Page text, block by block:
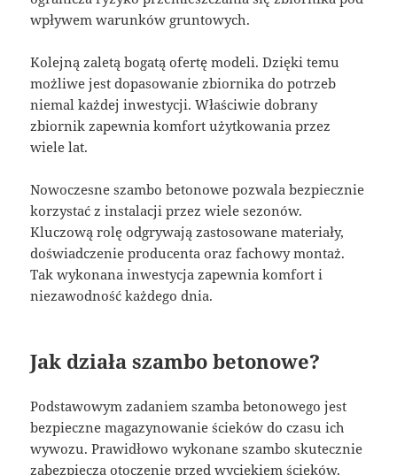
wpływem warunków gruntowych.
Kolejną zaletą bogatą ofertę modeli. Dzięki temu
możliwe jest dopasowanie zbiornika do potrzeb
niemal każdej inwestycji. Właściwie dobrany
zbiornik zapewnia komfort użytkowania przez
wiele lat.
Nowoczesne szambo betonowe pozwala bezpiecznie
korzystać z instalacji przez wiele sezonów.
Kluczową rolę odgrywają zastosowane materiały,
doświadczenie producenta oraz fachowy montaż.
Tak wykonana inwestycja zapewnia komfort i
niezawodność każdego dnia.
Jak działa szambo betonowe?
Podstawowym zadaniem szamba betonowego jest
bezpieczne magazynowanie ścieków do czasu ich
wywozu. Prawidłowo wykonane szambo skutecznie
zabezpiecza otoczenie przed wyciekiem ścieków.